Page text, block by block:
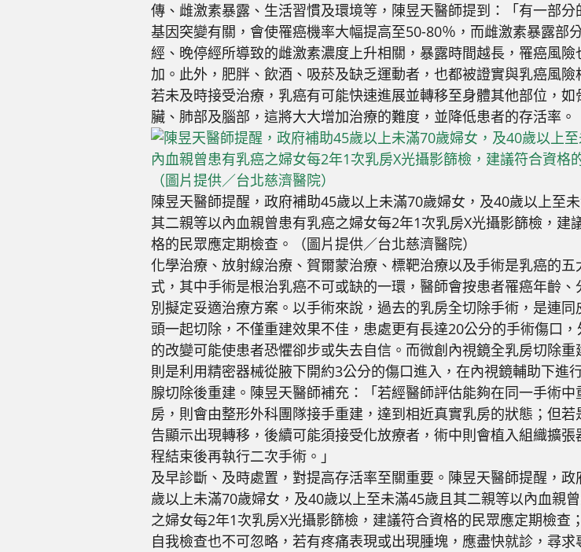
傳、雌激素暴露、生活習慣及環境等，陳昱天醫師提到：「有一部分
基因突變有關，會使罹癌機率大幅提高至50-80％，而雌激素暴露部
經、晚停經所導致的雌激素濃度上升相關，暴露時間越長，罹癌風險
加。此外，肥胖、飲酒、吸菸及缺乏運動者，也都被證實與乳癌風險
若未及時接受治療，乳癌有可能快速進展並轉移至身體其他部位，如
臟、肺部及腦部，這將大大增加治療的難度，並降低患者的存活率。
陳昱天醫師提醒，政府補助45歲以上未滿70歲婦女，及40歲以上至
其二親等以內血親曾患有乳癌之婦女每2年1次乳房X光攝影篩檢，建
格的民眾應定期檢查。（圖片提供／台北慈濟醫院）
化學治療、放射線治療、賀爾蒙治療、標靶治療以及手術是乳癌的五
式，其中手術是根治乳癌不可或缺的一環，醫師會按患者罹癌年齡、
別擬定妥適治療方案。以手術來說，過去的乳房全切除手術，是連同
頭一起切除，不僅重建效果不佳，患處更有長達20公分的手術傷口，
的改變可能使患者恐懼卻步或失去自信。而微創內視鏡全乳房切除重
則是利用精密器械從腋下開約3公分的傷口進入，在內視鏡輔助下進
腺切除後重建。陳昱天醫師補充：「若經醫師評估能夠在同一手術中
房，則會由整形外科團隊接手重建，達到相近真實乳房的狀態；但若
告顯示出現轉移，後續可能須接受化放療者，術中則會植入組織擴張
程結束後再執行二次手術。」
及早診斷、及時處置，對提高存活率至關重要。陳昱天醫師提醒，政
歲以上未滿70歲婦女，及40歲以上至未滿45歲且其二親等以內血親
之婦女每2年1次乳房X光攝影篩檢，建議符合資格的民眾應定期檢查
自我檢查也不可忽略，若有疼痛表現或出現腫塊，應盡快就診，尋求